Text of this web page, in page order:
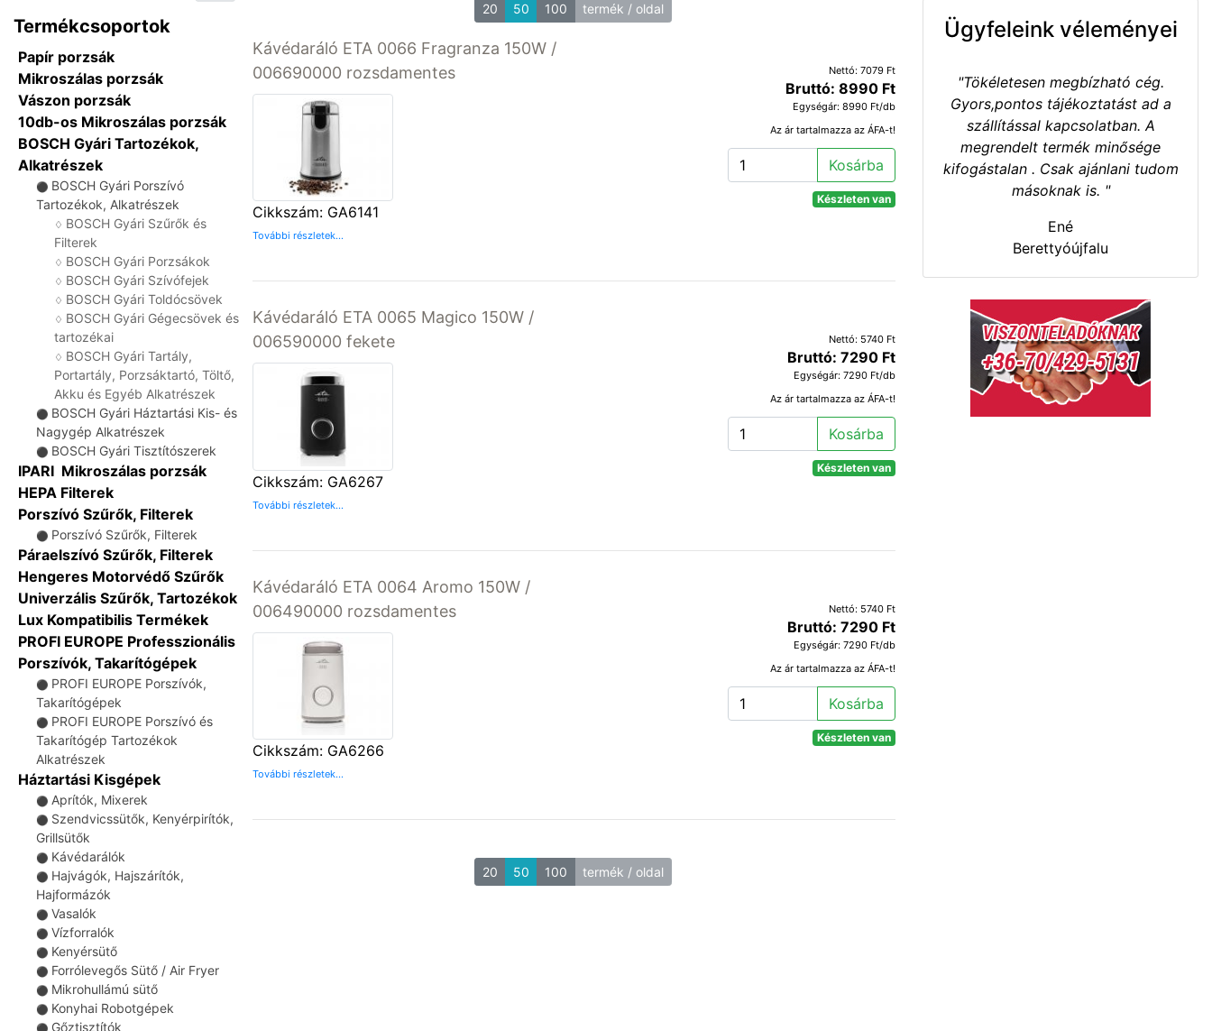
Termékcsoportok
Papír porzsák
Mikroszálas porzsák
Vászon porzsák
10db-os Mikroszálas porzsák
BOSCH Gyári Tartozékok,
Alkatrészek
⚫ BOSCH Gyári Porszívó
Tartozékok, Alkatrészek
♢ BOSCH Gyári Szűrők és
Filterek
♢ BOSCH Gyári Porzsákok
♢ BOSCH Gyári Szívófejek
♢ BOSCH Gyári Toldócsövek
♢ BOSCH Gyári Gégecsövek és
tartozékai
♢ BOSCH Gyári Tartály,
Portartály, Porzsáktartó, Töltő,
Akku és Egyéb Alkatrészek
⚫ BOSCH Gyári Háztartási Kis- és
Nagygép Alkatrészek
⚫ BOSCH Gyári Tisztítószerek
IPARI Mikroszálas porzsák
HEPA Filterek
Porszívó Szűrők, Filterek
⚫ Porszívó Szűrők, Filterek
Páraelszívó Szűrők, Filterek
Hengeres Motorvédő Szűrők
Univerzális Szűrők, Tartozékok
Lux Kompatibilis Termékek
PROFI EUROPE Professzionális
Porszívók, Takarítógépek
⚫ PROFI EUROPE Porszívók,
Takarítógépek
⚫ PROFI EUROPE Porszívó és
Takarítógép Tartozékok
Alkatrészek
Háztartási Kisgépek
⚫ Aprítók, Mixerek
⚫ Szendvicssütők, Kenyérpirítók,
Grillsütők
⚫ Kávédarálók
⚫ Hajvágók, Hajszárítók,
Hajformázók
⚫ Vasalók
⚫ Vízforralók
⚫ Kenyérsütő
⚫ Forrólevegős Sütő / Air Fryer
⚫ Mikrohullámú sütő
⚫ Konyhai Robotgépek
⚫ Gőztisztítók
20 50 100 termék / oldal
Kávédaráló ETA 0066 Fragranza 150W /
006690000 rozsdamentes
Cikkszám: GA6141
További részletek...
Nettó: 7079 Ft
Bruttó: 8990 Ft
Egységár: 8990 Ft/db
Az ár tartalmazza az ÁFA-t!
Kosárba
Készleten van
Kávédaráló ETA 0065 Magico 150W /
006590000 fekete
Cikkszám: GA6267
További részletek...
Nettó: 5740 Ft
Bruttó: 7290 Ft
Egységár: 7290 Ft/db
Az ár tartalmazza az ÁFA-t!
Kosárba
Készleten van
Kávédaráló ETA 0064 Aromo 150W /
006490000 rozsdamentes
Cikkszám: GA6266
További részletek...
Nettó: 5740 Ft
Bruttó: 7290 Ft
Egységár: 7290 Ft/db
Az ár tartalmazza az ÁFA-t!
Kosárba
Készleten van
20 50 100 termék / oldal
Ügyfeleink véleményei
"Tökéletesen megbízható cég.
Gyors,pontos tájékoztatást ad a
szállítással kapcsolatban. A
megrendelt termék minősége
kifogástalan . Csak ajánlani tudom
másoknak is. "
Ené
Berettyóújfalu